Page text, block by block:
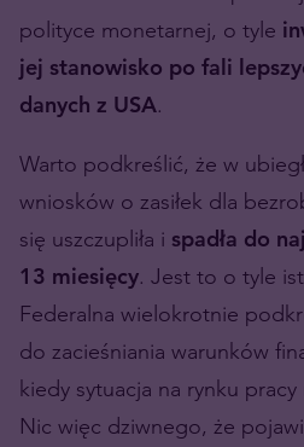
polityce monetarnej, o tyle
jej stanowisko po fali
danych z USA.
Warto podkreślić, że w
wniosków o zasiłek dla
się uszczupliła i spadła do
13 miesięcy. Jest to o tyle
Federalna wielokrotnie
do zacieśniania warunków
kiedy sytuacja na rynku
Nic więc dziwnego, że